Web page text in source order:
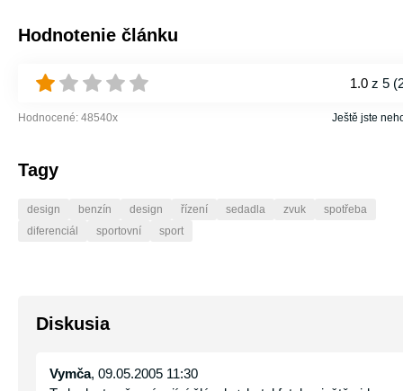
Hodnotenie článku
1.0 z 5 (
Hodnocené: 48540x Ještě jste
Tagy
design benzín design řízení sedadla zvuk
spotřeba
diferenciál
sportovní sport
Diskusia
Vymča, 09.05.2005 11:30